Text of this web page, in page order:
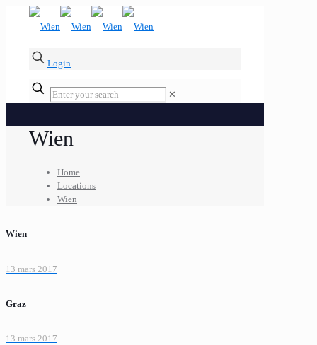
Login
✕
Wien
Home
Locations
Wien
Wien
13 mars 2017
Graz
13 mars 2017